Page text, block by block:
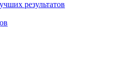
результатов